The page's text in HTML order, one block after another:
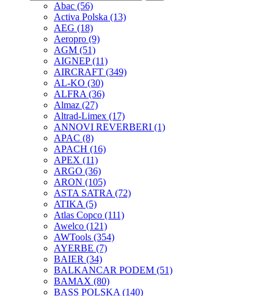
Abac (56)
Activa Polska (13)
AEG (18)
Aeropro (9)
AGM (51)
AIGNEP(11)
AIRCRAFT (349)
AL-KO (30)
ALFRA (36)
Almaz (27)
Altrad-Limex (17)
ANNOVI REVERBERI (1)
APAC (8)
APACH (16)
APEX (11)
ARGO (36)
ARON (105)
ASTA SATRA (72)
ATIKA (5)
Atlas Copco (111)
Awelco (121)
AWTools (354)
AYERBE (7)
BAIER (34)
BALKANCAR PODEM (51)
BAMAX (80)
BASS POLSKA (140)